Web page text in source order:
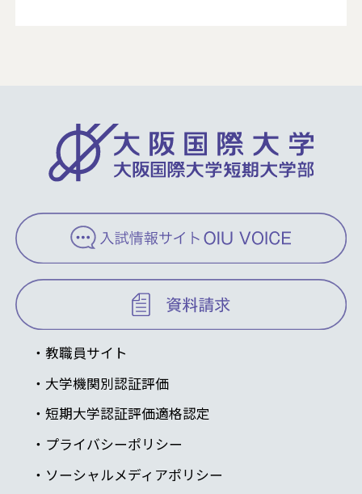
教職員サイト
大学機関別認証評価
短期大学認証評価適格認定
プライバシーポリシー
ソーシャルメディアポリシー